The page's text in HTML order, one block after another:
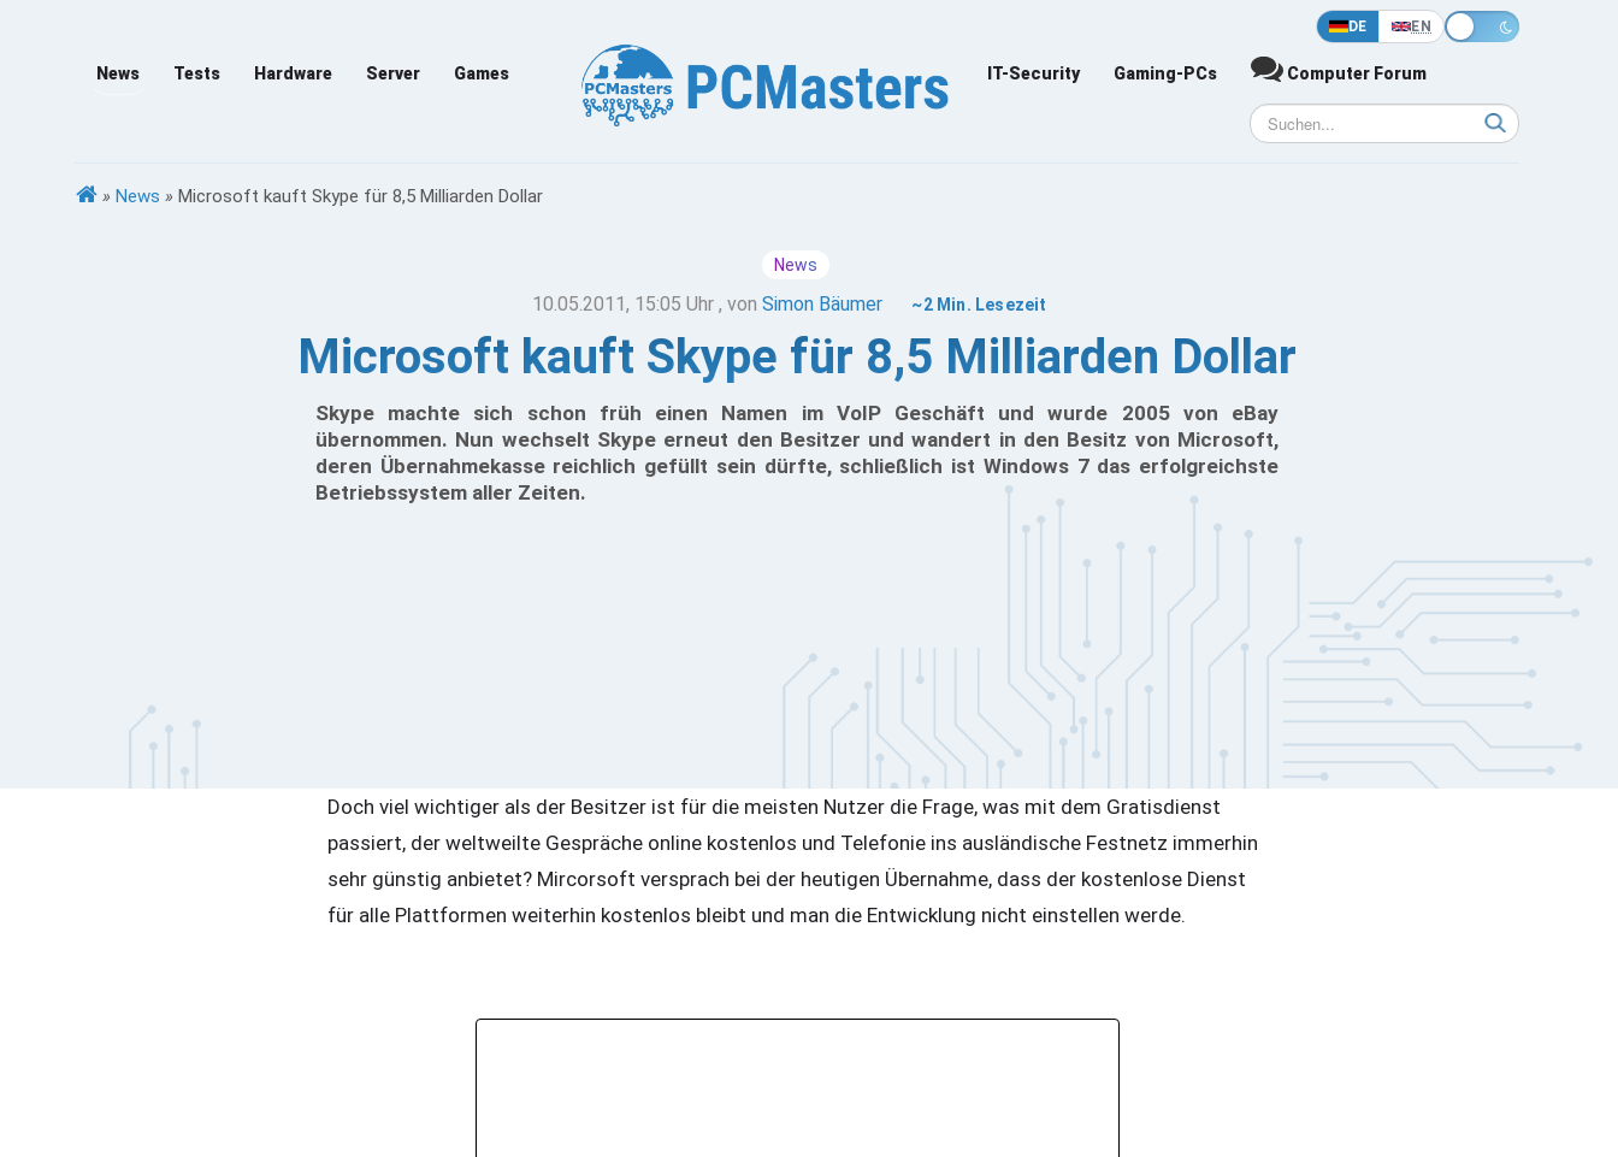
DE EN
News Tests Hardware Server Games IT-Security Gaming-PCs Computer Forum
» News » Microsoft kauft Skype für 8,5 Milliarden Dollar
News
10.05.2011, 15:05 Uhr , vonSimon Bäumer ~2 Min. Lesezeit
Microsoft kauft Skype für 8,5 Milliarden Dollar
Skype machte sich schon früh einen Namen im VoIP Geschäft und wurde 2005 von eBay
übernommen. Nun wechselt Skype erneut den Besitzer und wandert in den Besitz von Microsoft,
deren Übernahmekasse reichlich gefüllt sein dürfte, schließlich ist Windows 7 das erfolgreichste
Betriebssystem aller Zeiten.
Doch viel wichtiger als der Besitzer ist für die meisten Nutzer die Frage, was mit dem Gratisdienst
passiert, der weltweilte Gespräche online kostenlos und Telefonie ins ausländische Festnetz immerhin
sehr günstig anbietet? Mircorsoft versprach bei der heutigen Übernahme, dass der kostenlose Dienst
für alle Plattformen weiterhin kostenlos bleibt und man die Entwicklung nicht einstellen werde.